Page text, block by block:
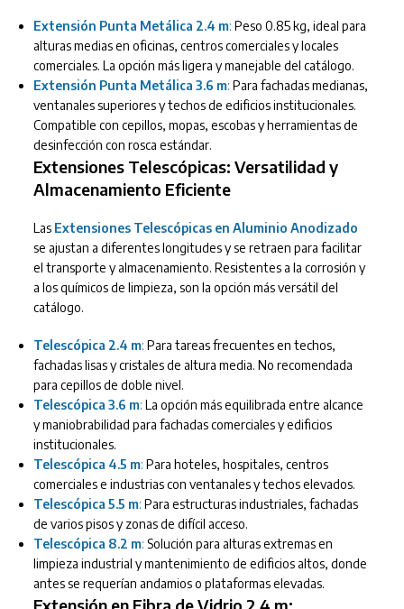
Extensión Punta Metálica 2.4 m: Peso 0.85 kg, ideal para
alturas medias en oficinas, centros comerciales y locales
comerciales. La opción más ligera y manejable del catálogo.
Extensión Punta Metálica 3.6 m: Para fachadas medianas,
ventanales superiores y techos de edificios institucionales.
Compatible con cepillos, mopas, escobas y herramientas de
desinfección con rosca estándar.
Extensiones Telescópicas: Versatilidad y
Almacenamiento Eficiente
Las Extensiones Telescópicas en Aluminio Anodizado
se ajustan a diferentes longitudes y se retraen para facilitar
el transporte y almacenamiento. Resistentes a la corrosión y
a los químicos de limpieza, son la opción más versátil del
catálogo.
Telescópica 2.4 m: Para tareas frecuentes en techos,
fachadas lisas y cristales de altura media. No recomendada
para cepillos de doble nivel.
Telescópica 3.6 m: La opción más equilibrada entre alcance
y maniobrabilidad para fachadas comerciales y edificios
institucionales.
Telescópica 4.5 m: Para hoteles, hospitales, centros
comerciales e industrias con ventanales y techos elevados.
Telescópica 5.5 m: Para estructuras industriales, fachadas
de varios pisos y zonas de difícil acceso.
Telescópica 8.2 m: Solución para alturas extremas en
limpieza industrial y mantenimiento de edificios altos, donde
antes se requerían andamios o plataformas elevadas.
Extensión en Fibra de Vidrio 2.4 m: